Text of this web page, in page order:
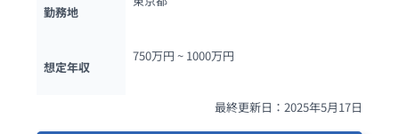
勤務地
想定年収
750万円 ~ 1000万円
最終更新日：2025年5月17日